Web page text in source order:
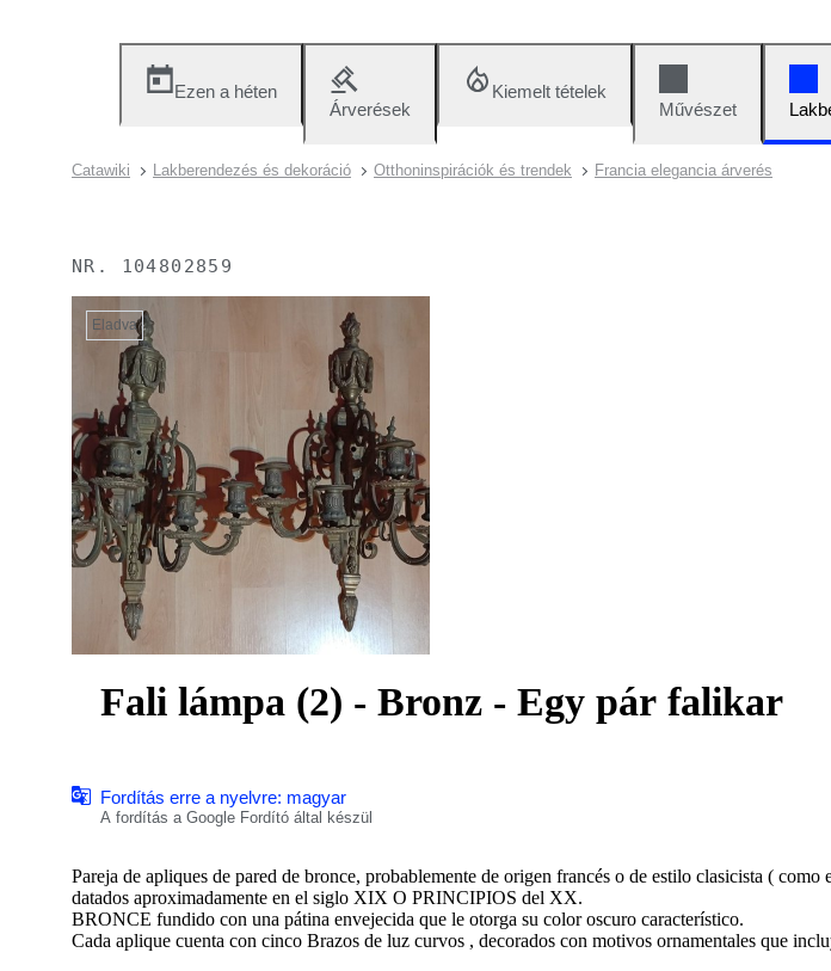
Ezen a héten
Árverések
Kiemelt tételek
Művészet
Catawiki Lakberendezés és dekoráció Otthoninspirációk és trendek Francia elegancia árverés
NR. 104802859
Eladva
Fali lámpa (2) - Bronz - Egy pár falikar
Fordítás erre a nyelvre: magyar
A fordítás a Google Fordító által készül
Pareja de apliques de pared de bronce, probablemente de origen francés o de estilo clasicista (
datados aproximadamente en el siglo XIX O PRINCIPIOS del XX.
BRONCE fundido con una pátina envejecida que le otorga su color oscuro característico.
Cada aplique cuenta con cinco Brazos de luz curvos , decorados con motivos ornamentales que